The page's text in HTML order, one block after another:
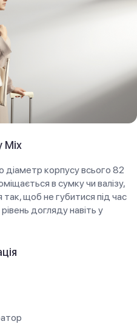
Mix
діаметр корпусу всього 82
в сумку чи валізу,
так, щоб не губитися під час
догляду навіть у